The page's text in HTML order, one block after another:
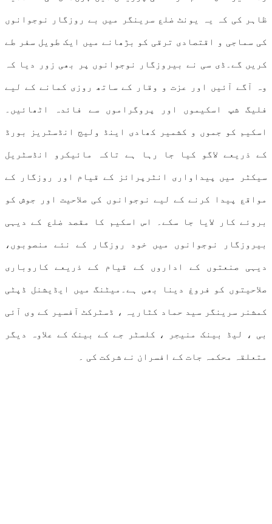
ظاہر کی کہ یہ یونٹ ضلع سرینگر میں بے روزگار نوجوانوں
کی سماجی و اقتصادی ترقی کو بڑھانے میں ایک طویل سفر طے
کریں گے۔ڈی سی نے بیروزگار نوجوانوں پر بھی زور دیا کہ
وہ آگے آئیں اور عزت و وقار کے ساتھ روزی کمانے کے لیے
فلیگ شپ اسکیموں اور پروگراموں سے فائدہ اٹھائیں۔
اسکیم کو جموں و کشمیر کھادی اینڈ ولیج انڈسٹریز بورڈ
کے ذریعے لاگو کیا جا رہا ہے تاکہ مائیکرو انڈسٹریل
سیکٹر میں پیداواری انٹرپرائز کے قیام اور روزگار کے
مواقع پیدا کرنے کے لیے نوجوانوں کی صلاحیت اور جوش کو
بروئے کار لایا جا سکے۔ اس اسکیم کا مقصد ضلع کے دیہی
بیروزگار نوجوانوں میں خود روزگار کے نئے منصوبوں،
دیہی صنعتوں کے اداروں کے قیام کے ذریعے کاروباری
صلاحیتوں کو فروغ دینا بھی ہے۔میٹنگ میں ایڈیشنل ڈپٹی
کمشنر سرینگر سید حماد کٹاریہ ، ڈسٹرکٹ آفسیر کے وی آئی
بی ، لیڈ بینک منیجر ، کلسٹر جے کے بینک کے علاوہ دیگر
متعلقہ محکمہ جات کے افسران نے شرکت کی ۔